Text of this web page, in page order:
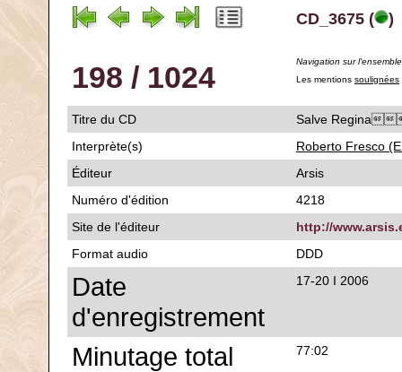
CD_3675 ( )
198 / 1024
Navigation sur
Les mentions soulignées
Titre du CD
Salve
Interprète(s)
Roberto Fresco
Éditeur
Arsis
Numéro d'édition
4218
Site de l'éditeur
http://
Format audio
DDD
Date
d'enregistrement
17-20 I 2006
Minutage total 77:02